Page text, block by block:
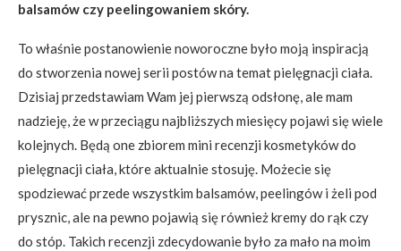
balsamów czy peelingowaniem skóry.
To właśnie postanowienie noworoczne było moją inspiracją
do stworzenia nowej serii postów na temat pielęgnacji ciała.
Dzisiaj przedstawiam Wam jej pierwszą odsłonę, ale mam
nadzieję, że w przeciągu najbliższych miesięcy pojawi się wiele
kolejnych. Będą one zbiorem mini recenzji kosmetyków do
pielęgnacji ciała, które aktualnie stosuję. Możecie się
spodziewać przede wszystkim balsamów, peelingów i żeli pod
prysznic, ale na pewno pojawią się również kremy do rąk czy
do stóp. Takich recenzji zdecydowanie było za mało na moim